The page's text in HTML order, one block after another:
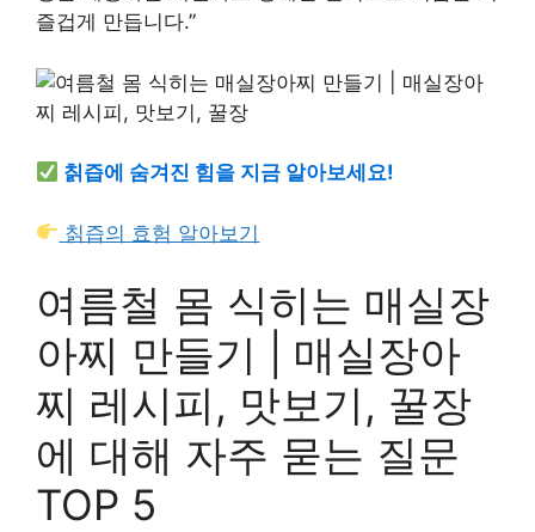
즐겁게 만듭니다.”
칡즙에 숨겨진 힘을 지금 알아보세요!
칡즙의 효험 알아보기
여름철 몸 식히는 매실장
아찌 만들기 | 매실장아
찌 레시피, 맛보기, 꿀장
에 대해 자주 묻는 질문
TOP 5